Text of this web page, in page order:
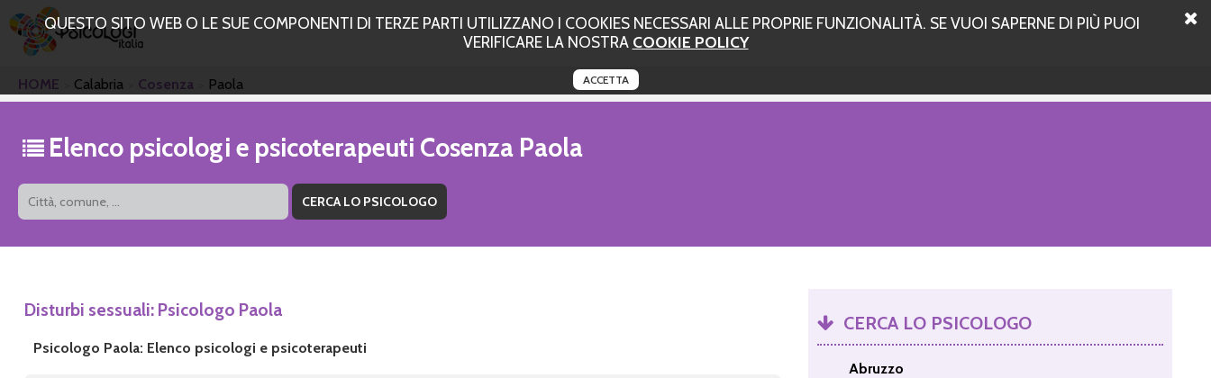
QUESTO SITO WEB O LE SUE COMPONENTI DI TERZE PARTI UTILIZZANO I COOKIES NECESSARI ALLE PROPRIE FUNZIONALITÀ. SE VUOI SAPERNE DI PIÙ PUOI
VERIFICARE LA NOSTRA COOKIE POLICY
ACCETTA
HOME Calabria Cosenza Paola
Elenco psicologi e psicoterapeuti Cosenza Paola
Disturbi sessuali: Psicologo Paola
Psicologo Paola: Elenco psicologi e psicoterapeuti
CERCA LO PSICOLOGO
Abruzzo